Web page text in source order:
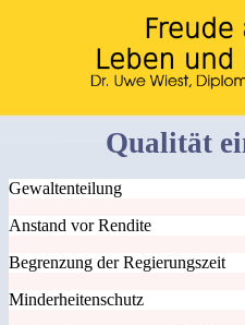
Qualität
Gewaltenteilung
Anstand vor Rendite
Begrenzung der Regierungszeit
Minderheitenschutz